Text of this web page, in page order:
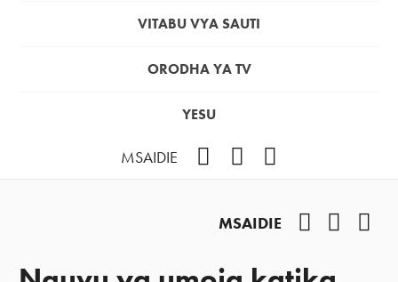
VITABU VYA SAUTI
ORODHA YA TV
YESU
MSAIDIE
MSAIDIE